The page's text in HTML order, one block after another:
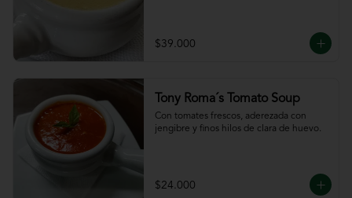
$39.000
Tony Roma´s Tomato Soup
Con tomates frescos, aderezada con
jengibre y finos hilos de clara de huevo.
$24.000